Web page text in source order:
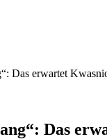
Das erwartet
Das